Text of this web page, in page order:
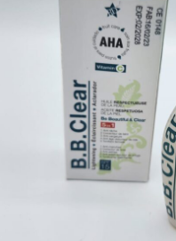
email, and